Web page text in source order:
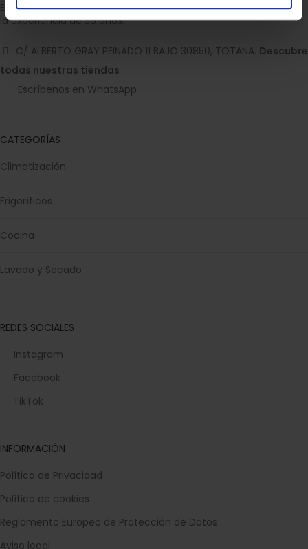
Empresa dedicada a la venta de accesorios para el hogar con
la experiencia de 36 años.
C/ ALBERTO GRAY PEINADO 11 BAJO 30850, TOTANA. Descubre
todas nuestras tiendas
Escríbenos en WhatsApp
CATEGORÍAS
Climatización
Frigoríficos
Cocina
Lavado y Secado
REDES SOCIALES
Instagram
Facebook
TikTok
INFORMACIÓN
Política de Privacidad
Política de cookies
Reglamento Europeo de Protección de Datos
Aviso legal